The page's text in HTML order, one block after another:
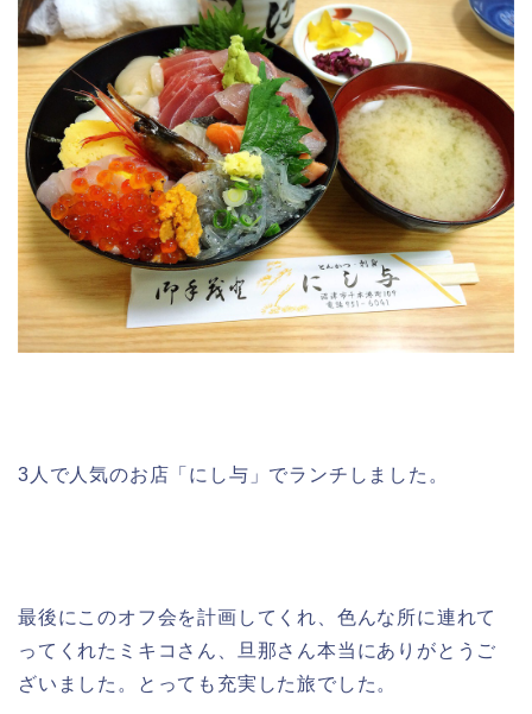
3人で人気のお店「にし与」でランチしました。
最後にこのオフ会を計画してくれ、色んな所に連れて
ってくれたミキコさん、旦那さん本当にありがとうご
ざいました。とっても充実した旅でした。